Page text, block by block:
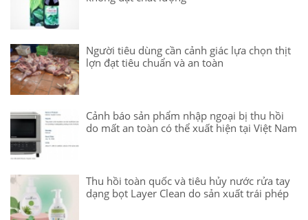
Người tiêu dùng cần cảnh giác lựa chọn thịt
lợn đạt tiêu chuẩn và an toàn
Cảnh báo sản phẩm nhập ngoại bị thu hồi
do mất an toàn có thể xuất hiện tại Việt Nam
Thu hồi toàn quốc và tiêu hủy nước rửa tay
dạng bọt Layer Clean do sản xuất trái phép